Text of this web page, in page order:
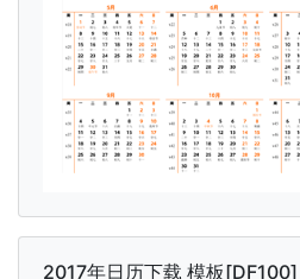
2017年日历下载 模板[DF100]